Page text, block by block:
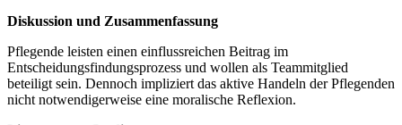
Diskussion und Zusammenfassung
Pflegende leisten einen einflussreichen Beitrag im
Entscheidungsfindungsprozess und wollen als Teammitglied
beteiligt sein. Dennoch impliziert das aktive Handeln der Pflegenden
nicht notwendigerweise eine moralische Reflexion.